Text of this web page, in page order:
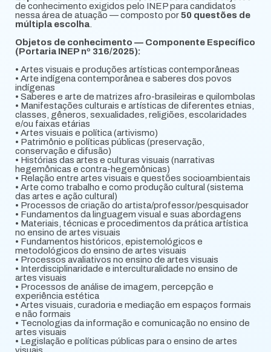
de conhecimento exigidos pelo INEP para candidatos
nessa área de atuação — composto por50 questões de
múltipla escolha
Objetos de conhecimento — Componente Específico
(Portaria INEP nº 316/2025):
• Artes visuais e produções artísticas contemporâneas
• Arte indígena contemporânea e saberes dos povos
indígenas
• Saberes e arte de matrizes afro-brasileiras e quilombolas
• Manifestações culturais e artísticas de diferentes etnias,
classes, gêneros, sexualidades, religiões, escolaridades
e/ou faixas etárias
• Artes visuais e política (artivismo)
• Patrimônio e políticas públicas (preservação,
conservação e difusão)
• Histórias das artes e culturas visuais (narrativas
hegemônicas e contra-hegemônicas)
• Relação entre artes visuais e questões socioambientais
• Arte como trabalho e como produção cultural (sistema
das artes e ação cultural)
• Processos de criação do artista/professor/pesquisador
• Fundamentos da linguagem visual e suas abordagens
• Materiais, técnicas e procedimentos da prática artística
no ensino de artes visuais
• Fundamentos históricos, epistemológicos e
metodológicos do ensino de artes visuais
• Processos avaliativos no ensino de artes visuais
• Interdisciplinaridade e interculturalidade no ensino de
artes visuais
• Processos de análise de imagem, percepção e
experiência estética
• Artes visuais, curadoria e mediação em espaços formais
e não formais
• Tecnologias da informação e comunicação no ensino de
artes visuais
• Legislação e políticas públicas para o ensino de artes